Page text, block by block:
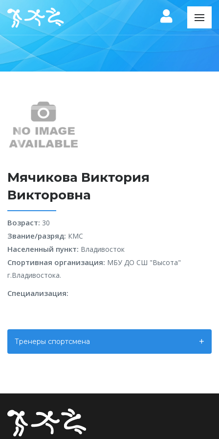
Мячикова Виктория
Викторовна
Возраст: 30
Звание/разряд: КМС
Населенный пункт: Владивосток
Спортивная организация: МБУ ДО СШ "Высота"
г.Владивостока.
Специализация:
Тренеры спортсмена